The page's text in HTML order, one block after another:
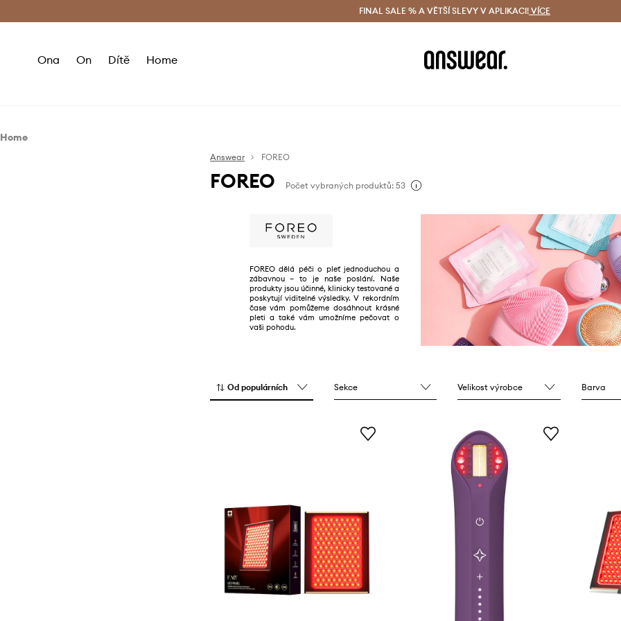
Doručení a vrácení zdarma (od 1800 Kč) Doručení i do 24 h
FINAL SALE % A VĚTŠÍ SLEVY V APLIKACI! VÍCE
Ona On Dítě Home
Home
Answear FOREO
FOREO Počet vybraných produktů: 53
FOREO dělá péči o pleť jednoduchou a
zábavnou – to je naše poslání. Naše
produkty jsou účinné, klinicky testované a
poskytují viditelné výsledky. V rekordním
čase vám pomůžeme dosáhnout krásné
pleti a také vám umožníme pečovat o
vaši pohodu.
Od populárních Sekce Velikost výrobce Barva